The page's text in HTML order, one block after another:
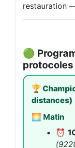
restauration
🟢
🏆
distances)
🌅 Matin
⏰